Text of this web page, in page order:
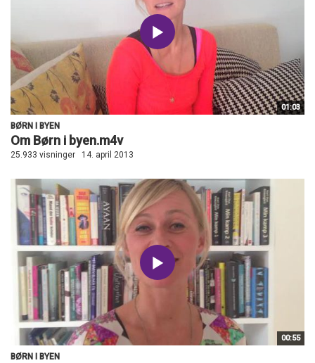
01:03
BØRN I BYEN
Om Børn i byen.m4v
25.933 visninger 14. april 2013
00:55
BØRN I BYEN